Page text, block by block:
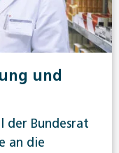
und
der Bundesrat
an die